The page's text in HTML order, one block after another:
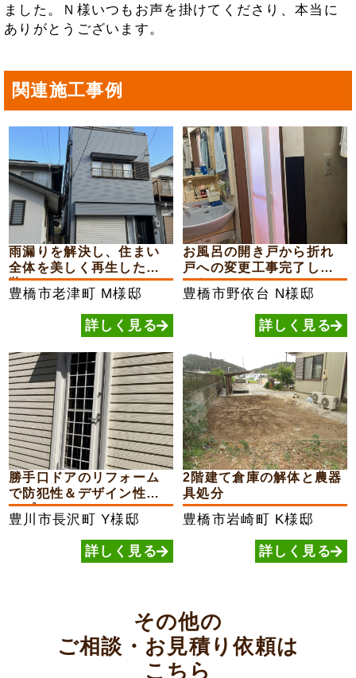
ました。Ｎ様いつもお声を掛けてくださり、本当に
ありがとうございます。
関連施工事例
雨漏りを解決し、住まい
全体を美しく再生した外
装...
豊橋市老津町 M様邸
詳しく見る
お風呂の開き戸から折れ
戸への変更工事完了しま
した
豊橋市野依台 N様邸
詳しく見る
勝手口ドアのリフォーム
で防犯性＆デザイン性ア
ップ
豊川市長沢町Y様邸
詳しく見る
2階建て倉庫の解体と農器
具処分
豊橋市岩崎町 K様邸
詳しく見る
その他の
ご相談・お見積り依頼は
こちら